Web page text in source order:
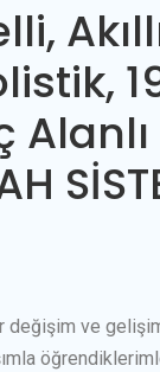
değişim ve